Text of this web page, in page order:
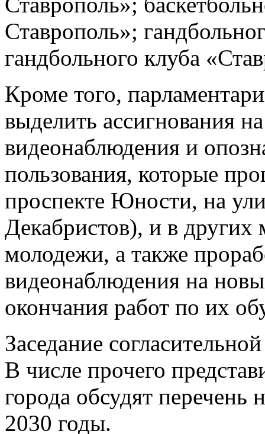
Ставрополь»;
гандбольного клуба
Кроме того,
выделить ассигнования
видеонаблюдения и
пользования, которые
проспекте Юности, на
Декабристов), и в других
молодежи, а также
видеонаблюдения на
окончания работ по их
Заседание
В числе прочего
города обсудят перечень
2030 годы.